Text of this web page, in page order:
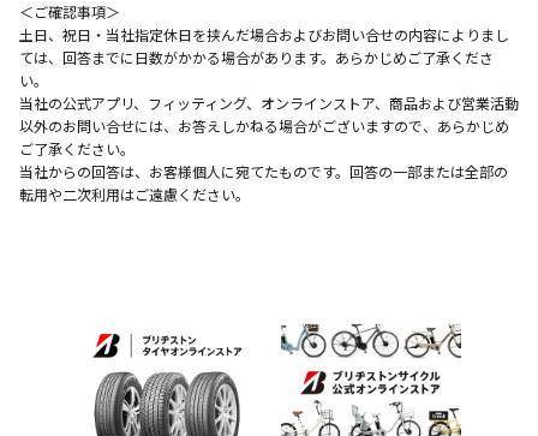
＜ご確認事項＞
土日、祝日・当社指定休日を挟んだ場合およびお問い合せの内容によりまし
ては、回答までに日数がかかる場合があります。あらかじめご了承くださ
い。
当社の公式アプリ、フィッティング、オンラインストア、商品および営業活動
以外のお問い合せには、お答えしかねる場合がございますので、あらかじめ
ご了承ください。
当社からの回答は、お客様個人に宛てたものです。回答の一部または全部の
転用や二次利用はご遠慮ください。